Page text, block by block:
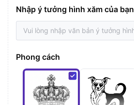
Nhập ý tưởng hình xăm của bạn
Phong cách